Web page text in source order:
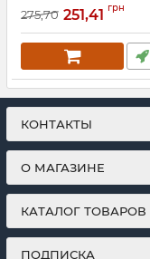
пенополистирол
Артикул: 034
275,70 251,41 грн
КОНТАКТЫ
О МАГАЗИНЕ
КАТАЛОГ ТОВАРОВ
ПОДПИСКА